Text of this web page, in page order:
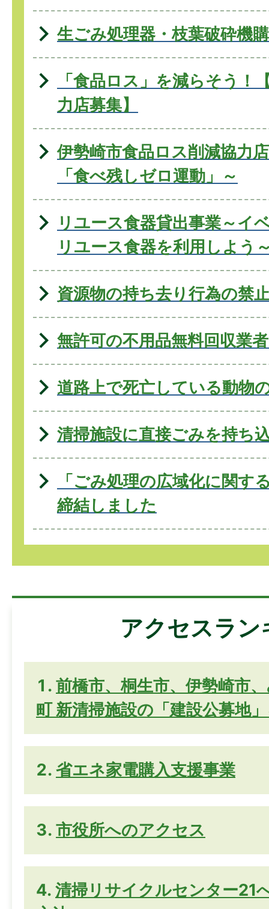
生ごみ処理器・枝葉破砕機
「食品ロス」を減らそう！
力店募集】
伊勢崎市食品ロス削減協力
「食べ残しゼロ運動」～
リユース食器貸出事業～イ
リユース食器を利用しよう
資源物の持ち去り行為の禁
無許可の不用品無料回収業
道路上で死亡している動物
清掃施設に直接ごみを持ち
「ごみ処理の広域化に関す
締結しました
アクセスラン
前橋市、桐生市、伊勢崎市
町 新清掃施設の「建設公募地
省エネ家電購入支援事業
市役所へのアクセス
清掃リサイクルセンター21